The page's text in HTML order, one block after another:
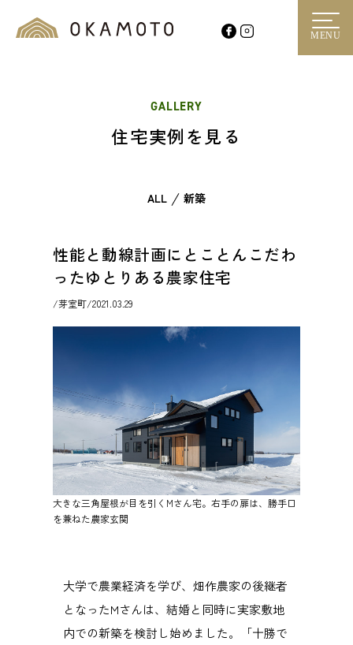
MENU
GALLERY
住宅実例を見る
ALL 新築
性能と動線計画にとことんこだわ
ったゆとりある農家住宅
/芽室町/2021.03.29
大きな三角屋根が目を引くMさん宅。右手の扉は、勝手口
を兼ねた農家玄関
大学で農業経済を学び、畑作農家の後継者
となったMさんは、結婚と同時に実家敷地
内での新築を検討し始めました。「十勝で